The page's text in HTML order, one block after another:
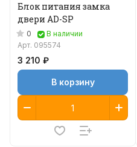
Блок питания замка
двери AD-SP
0
В наличии
Арт. 095574
3 210 ₽
В корзину